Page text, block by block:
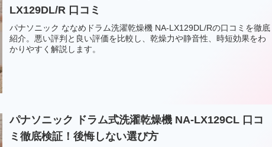
LX129DL/R 口コミ
パナソニック ななめドラム洗濯乾燥機 NA-LX129DL/Rの口コミを徹底
紹介。悪い評判と良い評価を比較し、乾燥力や静音性、時短効果をわ
かりやすく解説します。
パナソニック ドラム式洗濯乾燥機 NA-LX129CL 口コ
ミ徹底検証！後悔しない選び方